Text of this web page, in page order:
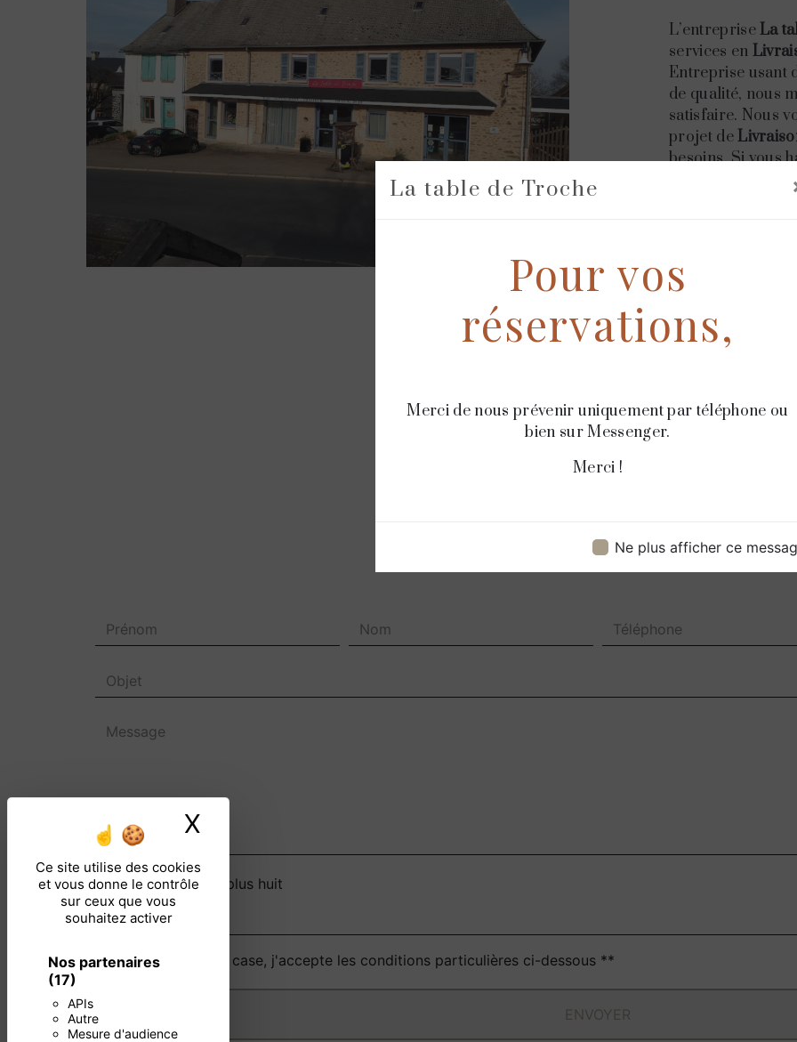
Ce site utilise des cookies
et vous donne le contrôle
sur ceux que vous
souhaitez activer
Nos partenaires
(17)
APIs
Autre
Mesure d'audience
X
La table de Troche
Pour vos
réservations,
Merci de nous prévenir uniquement par téléphone ou
bien sur Messenger.
Merci !
Ne plus afficher ce
L’entrepriseLa
services en
Entreprise usant
de qualité, nous
satisfaire. Nous
projet de
besoins. Si vous
disposition pour
nécessaires à
métier est avant
vous renforce
notre équipe est
rigueur.
Contactez nous
Combien font sept plus huit
En cochant cette case, j'accepte les conditions particulières ci-dessous **
ENVOYER